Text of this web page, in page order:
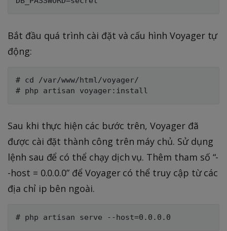
Bắt đầu quá trình cài đặt và cấu hình Voyager tự
động:
# cd /var/www/html/voyager/
Sau khi thực hiện các bước trên, Voyager đã
được cài đặt thành công trên máy chủ. Sử dụng
lệnh sau để có thể chạy dịch vụ. Thêm tham số “-
-host = 0.0.0.0” để Voyager có thể truy cập từ các
địa chỉ ip bên ngoài.